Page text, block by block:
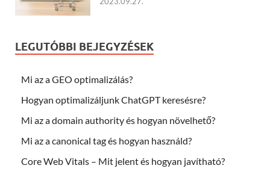
LEGUTÓBBI BEJEGYZÉSEK
Mi az a GEO optimalizálás?
Hogyan optimalizáljunk ChatGPT keresésre?
Mi az a domain authority és hogyan növelhető?
Mi az a canonical tag és hogyan használd?
Core Web Vitals – Mit jelent és hogyan javítható?